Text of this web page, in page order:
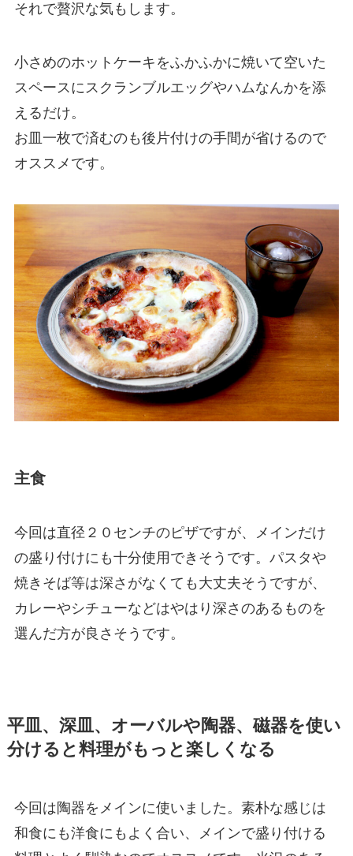
それで贅沢な気もします。
小さめのホットケーキをふかふかに焼いて空いた
スペースにスクランブルエッグやハムなんかを添
えるだけ。
お皿一枚で済むのも後片付けの手間が省けるので
オススメです。
主食
今回は直径２０センチのピザですが、メインだけ
の盛り付けにも十分使用できそうです。パスタや
焼きそば等は深さがなくても大丈夫そうですが、
カレーやシチューなどはやはり深さのあるものを
選んだ方が良さそうです。
平皿、深皿、オーバルや陶器、磁器を使い
分けると料理がもっと楽しくなる
今回は陶器をメインに使いました。素朴な感じは
和食にも洋食にもよく合い、メインで盛り付ける